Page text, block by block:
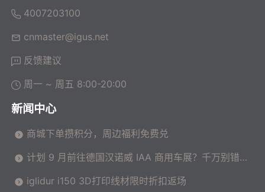
4007203100
cnmaster@igus.net
反馈建议
周一 ~ 周五 8:00-20:00
新闻中心
商城下单攒积分，周边福利免费兑
计划 9 月前往德国汉诺威 IAA 商用车展？千万别错过
iglidur i150 3D打印线材限时折扣返场